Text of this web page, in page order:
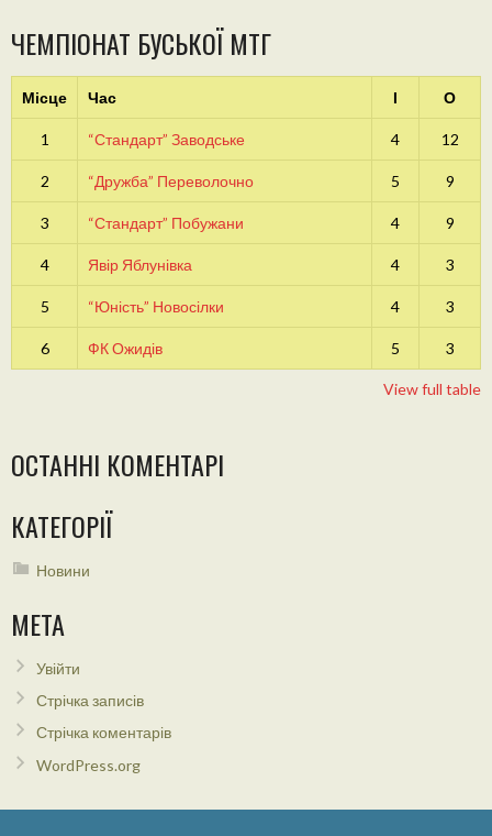
ЧЕМПІОНАТ БУСЬКОЇ МТГ
Місце Час І О
1 “Стандарт” Заводське 4 12
2 “Дружба” Переволочно 5 9
3 “Стандарт” Побужани 4 9
4 Явір Яблунівка 4 3
5 “Юність” Новосілки 4 3
6 ФК Ожидів 5 3
View full table
ОСТАННІ КОМЕНТАРІ
КАТЕГОРІЇ
Новини
МЕТА
Увійти
Стрічка записів
Стрічка коментарів
WordPress.org